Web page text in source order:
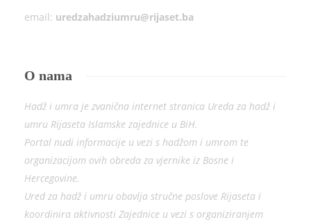
email: uredzahadziumru@rijaset.ba
O nama
Hadž i umra je zvanična internet stranica Ureda za hadž i
umru Rijaseta Islamske zajednice u BiH.
Portal nudi informacije u vezi s hadžom i umrom te
organizacijom ovih obreda za vjernike iz Bosne i
Hercegovine.
Ured za hadž i umru obavlja stručne poslove Rijaseta i
koordinira aktivnosti Zajednice u vezi s organiziranjem